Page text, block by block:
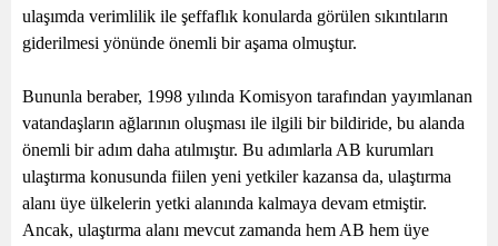
ulaşımda verimlilik ile şeffaflık konularda görülen sıkıntıların
giderilmesi yönünde önemli bir aşama olmuştur.
Bununla beraber, 1998 yılında Komisyon tarafından yayımlanan
vatandaşların ağlarının oluşması ile ilgili bir bildiride, bu alanda
önemli bir adım daha atılmıştır. Bu adımlarla AB kurumları
ulaştırma konusunda fiilen yeni yetkiler kazansa da, ulaştırma
alanı üye ülkelerin yetki alanında kalmaya devam etmiştir.
Ancak, ulaştırma alanı mevcut zamanda hem AB hem üye